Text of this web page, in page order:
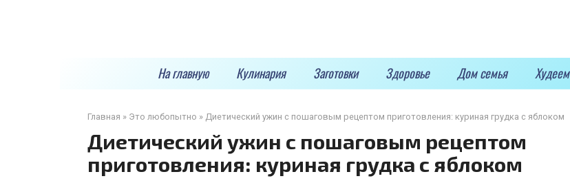
На главную Кулинария Заготовки Здоровье Дом семья Худеем
Главная » Это любопытно » Диетический ужин с пошаговым рецептом приготовления: куриная грудка с яблоком
Диетический ужин с пошаговым рецептом
приготовления: куриная грудка с яблоком